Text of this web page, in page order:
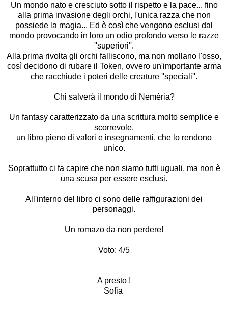
Un mondo nato e cresciuto sotto il rispetto e la pace... fino
alla prima invasione degli orchi, l'unica razza che non
possiede la magia... Ed è così che vengono esclusi dal
mondo provocando in loro un odio profondo verso le razze
''superiori''.
Alla prima rivolta gli orchi falliscono, ma non mollano l'osso,
così decidono di rubare il Token, ovvero un'importante arma
che racchiude i poteri delle creature ''speciali''.
Chi salverà il mondo di Nemèria?
Un fantasy caratterizzato da una scrittura molto semplice e
scorrevole,
un libro pieno di valori e insegnamenti, che lo rendono
unico.
Soprattutto ci fa capire che non siamo tutti uguali, ma non è
una scusa per essere esclusi.
All'interno del libro ci sono delle raffigurazioni dei
personaggi.
Un romazo da non perdere!
Voto: 4/5
A presto !
Sofia